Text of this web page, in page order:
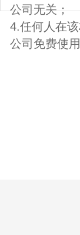
公司无关；
4.任何人在
公司免费使